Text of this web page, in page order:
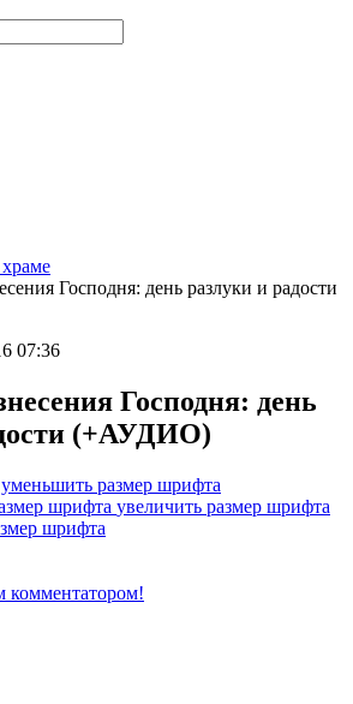
Господня: день разлуки и радости
07:36
Господня: день
(+АУДИО)
уменьшить размер шрифта
увеличить размер шрифта
комментатором!